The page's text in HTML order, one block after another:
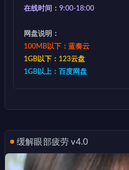
在线时间：9:00-18:00
网盘说明：
100MB以下：蓝奏云
1GB以下：123云盘
1GB以上：百度网盘
缓解眼部疲劳 v4.0